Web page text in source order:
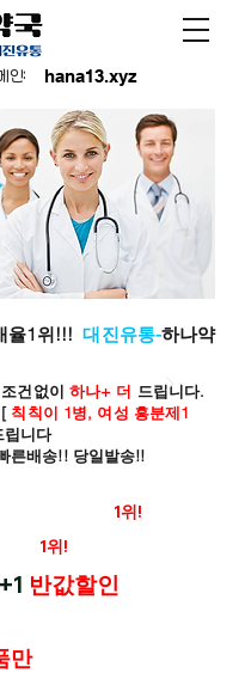
hana13.xyz
인:
율1위!!!대진유통-하나약
조건없이 하나+ 더 드립니다.
[ 칙칙이 1병, 여성 흥분제1
립니다
른배송!! 당일발송!!
1위!
1위!
반값할인
만